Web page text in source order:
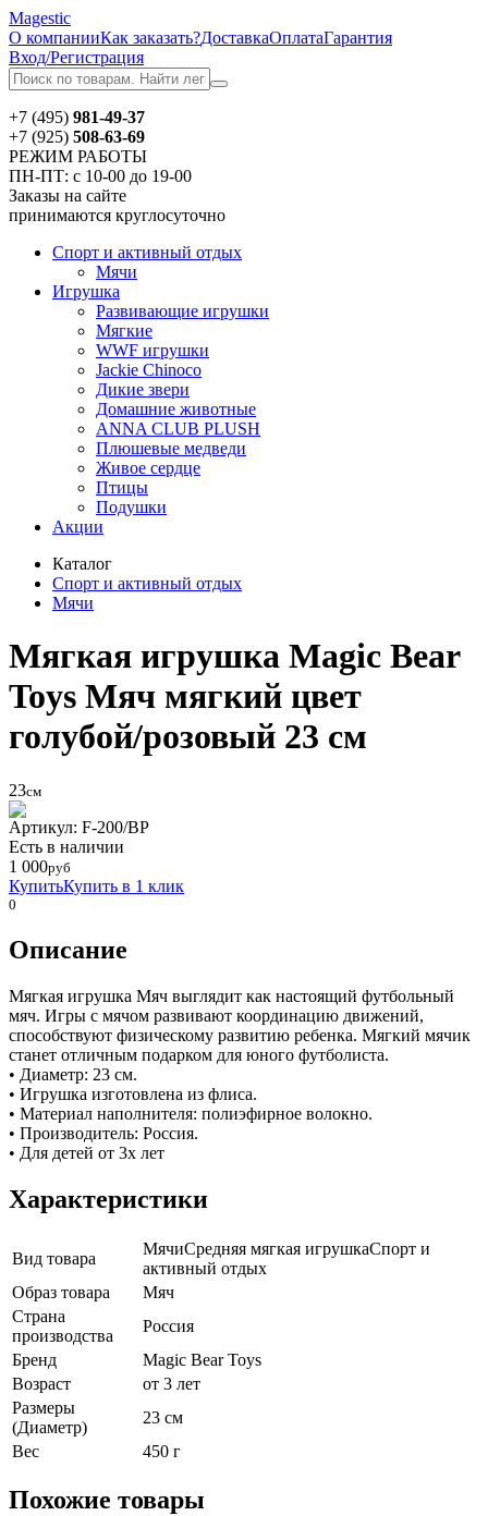
Magestic
О компанииКак заказать?ДоставкаОплатаГарантия
Вход/Регистрация
+7 (495) 981-49-37
+7 (925) 508-63-69
РЕЖИМ РАБОТЫ
ПН-ПТ: с 10-00 до 19-00
Заказы на сайте
принимаются круглосуточно
Спорт и активный отдых
Мячи
Игрушка
Развивающие игрушки
Мягкие
WWF игрушки
Jackie Chinoсo
Дикие звери
Домашние животные
ANNA CLUB PLUSH
Плюшевые медведи
Живое сердце
Птицы
Подушки
Акции
Каталог
Спорт и активный отдых
Мячи
Мягкая игрушка Magic Bear
Toys Мяч мягкий цвет
голубой/розовый 23 см
23см
Артикул: F-200/BP
Eсть в наличии
1 000руб
КупитьКупить в 1 клик
0
Описание
Мягкая игрушка Мяч выглядит как настоящий футбольный
мяч. Игры с мячом развивают координацию движений,
способствуют физическому развитию ребенка. Мягкий мячик
станет отличным подарком для юного футболиста.
• Диаметр: 23 см.
• Игрушка изготовлена из флиса.
• Материал наполнителя: полиэфирное волокно.
• Производитель: Россия.
• Для детей от 3х лет
Характеристики
Вид товара
МячиСредняя мягкая игрушкаСпорт и
активный отдых
Образ товара
Мяч
Страна
производства
Россия
Бренд
Magic Bear Toys
Возраст
от 3 лет
Размеры
(Диаметр)
23 см
Вес
450 г
Похожие товары